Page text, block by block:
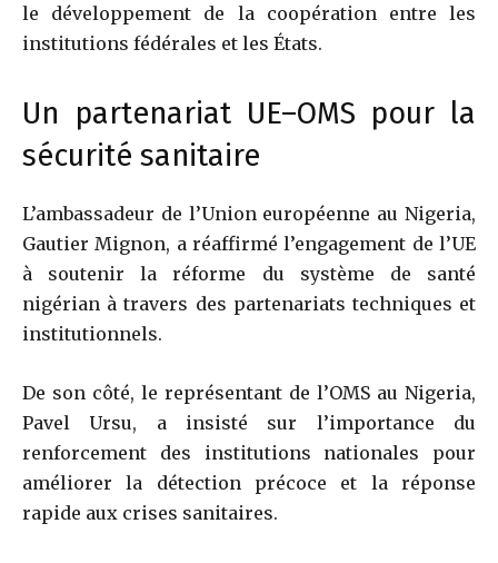
le développement de la coopération entre les
institutions fédérales et les États.
Un partenariat UE–OMS pour la
sécurité sanitaire
L’ambassadeur de l’Union européenne au Nigeria,
Gautier Mignon, a réaffirmé l’engagement de l’UE
à soutenir la réforme du système de santé
nigérian à travers des partenariats techniques et
institutionnels.
De son côté, le représentant de l’OMS au Nigeria,
Pavel Ursu, a insisté sur l’importance du
renforcement des institutions nationales pour
améliorer la détection précoce et la réponse
rapide aux crises sanitaires.